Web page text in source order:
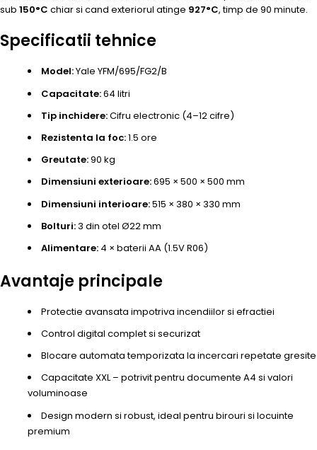
sub 150°C chiar si cand exteriorul atinge 927°C, timp de 90 minute.
Specificatii tehnice
Model:Yale YFM/695/FG2/B
Capacitate:64 litri
Tip inchidere:Cifru electronic (4–12 cifre)
Rezistenta la foc:1.5 ore
Greutate:90 kg
Dimensiuni exterioare:695 × 500 × 500 mm
Dimensiuni interioare:515 × 380 × 330 mm
Bolturi:3 din otel Ø22 mm
Alimentare: 4 × baterii AA (1.5V R06)
Avantaje principale
Protectie avansata impotriva incendiilor si efractiei
Control digital complet si securizat
Blocare automata temporizata la incercari repetate gresite
Capacitate XXL – potrivit pentru documente A4 si valori
voluminoase
Design modern si robust, ideal pentru birouri si locuinte
premium